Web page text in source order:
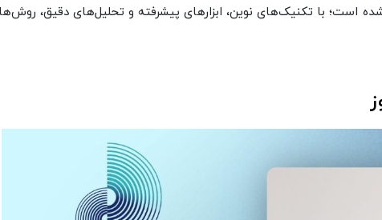
است؛ با تکنیک‌های نوین، ابزارهای پیشرفته و تحلیل‌های دقیق،